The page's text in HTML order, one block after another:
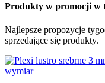
Produkty w promocji w
Najlepsze propozycje
sprzedające się produkty.